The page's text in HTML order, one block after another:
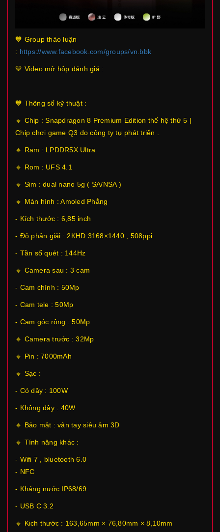
💙 Group thảo luận
: https://www.facebook.com/groups/vn.bbk
💙 Video mở hộp đánh giá :
💙 Thông số kỹ thuật :
🔸 Chip : Snapdragon 8 Premium Edition thế hệ thứ 5 |
Chip chơi game Q3 do công ty tự phát triển .
🔸 Ram : LPDDR5X Ultra
🔸 Rom : UFS 4.1
🔸 Sim : dual nano 5g ( SA/NSA )
🔸 Màn hình : Amoled Phẳng
- Kích thước : 6,85 inch
- Độ phân giải : 2KHD 3168×1440 , 508ppi
- Tần số quét : 144Hz
🔸 Camera sau : 3 cam
- Cam chính : 50Mp
- Cam tele : 50Mp
- Cam góc rộng : 50Mp
🔸 Camera trước : 32Mp
🔸 Pin : 7000mAh
🔸 Sạc :
- Có dây : 100W
- Không dây : 40W
🔸 Bảo mật : vân tay siêu âm 3D
🔸 Tính năng khác :
- Wifi 7 , bluetooth 6.0
- NFC
- Kháng nước IP68/69
- USB C 3.2
🔸 Kich thước : 163,65mm × 76,80mm × 8,10mm